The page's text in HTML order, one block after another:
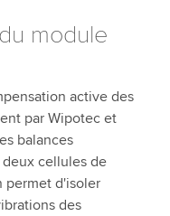
module
active des
par Wipotec et
balances
cellules de
permet d'isoler
des